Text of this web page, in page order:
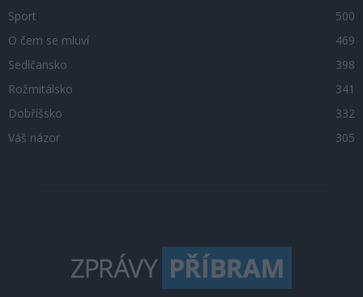
Sport
500
O čem se mluví
469
Sedlčansko
398
Rožmitálsko
341
Dobříšsko
332
Váš názor
305